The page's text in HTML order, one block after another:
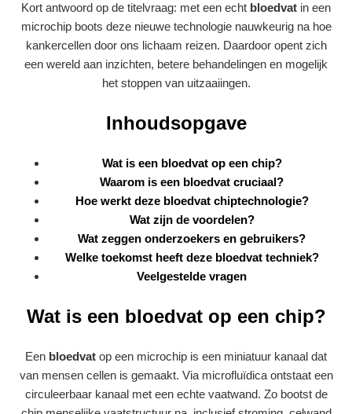
Kort antwoord op de titelvraag: met een echt bloedvat in een
microchip boots deze nieuwe technologie nauwkeurig na hoe
kankercellen door ons lichaam reizen. Daardoor opent zich
een wereld aan inzichten, betere behandelingen en mogelijk
het stoppen van uitzaaiingen.
Inhoudsopgave
Wat is een bloedvat op een chip?
Waarom is een bloedvat cruciaal?
Hoe werkt deze bloedvat chiptechnologie?
Wat zijn de voordelen?
Wat zeggen onderzoekers en gebruikers?
Welke toekomst heeft deze bloedvat techniek?
Veelgestelde vragen
Wat is een bloedvat op een chip?
Een bloedvat op een microchip is een miniatuur kanaal dat
van mensen cellen is gemaakt. Via microfluïdica ontstaat een
circuleerbaar kanaal met een echte vaatwand. Zo bootst de